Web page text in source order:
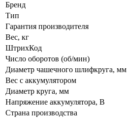
Бренд
Тип
Гарантия производителя
Вес, кг
ШтрихКод
Число оборотов (об/мин)
Диаметр чашечного шлифкруга, мм
Вес с аккумулятором
Диаметр круга, мм
Напряжение аккумулятора, В
Страна производства